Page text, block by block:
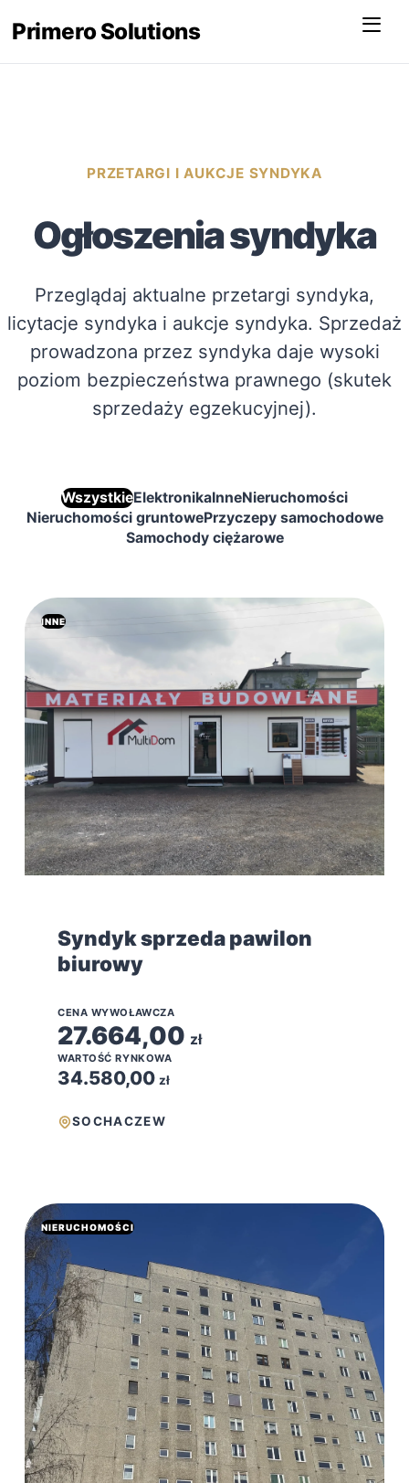
Primero Solutions Menu
PRZETARGI I AUKCJE SYNDYKA
Ogłoszenia syndyka
Przeglądaj aktualne przetargi syndyka,
licytacje syndyka i aukcje syndyka. Sprzedaż
prowadzona przez syndyka daje wysoki
poziom bezpieczeństwa prawnego (skutek
sprzedaży egzekucyjnej).
WszystkieElektronikaInneNieruchomości
Nieruchomości gruntowePrzyczepy samochodowe
Samochody ciężarowe
INNE
Syndyk sprzeda pawilon
biurowy
CENA WYWOŁAWCZA
27.664,00 zł
WARTOŚĆ RYNKOWA
34.580,00 zł
SOCHACZEW
NIERUCHOMOŚCI